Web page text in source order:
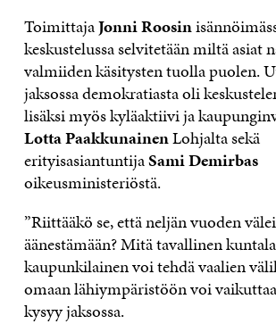
ToimittajaJonni Roosin
keskustelussa selvitetään miltä asiat
valmiiden käsitysten tuolla puolen.
jaksossa demokratiasta oli
lisäksi myös kyläaktiivi ja
Lotta PaakkunainenLohjalta sekä
erityisasiantuntijaSami Demirbas
oikeusministeriöstä.
”Riittääkö se, että neljän vuoden
äänestämään? Mitä tavallinen
kaupunkilainen voi tehdä vaalien
omaan lähiympäristöön voi
kysyy jaksossa.